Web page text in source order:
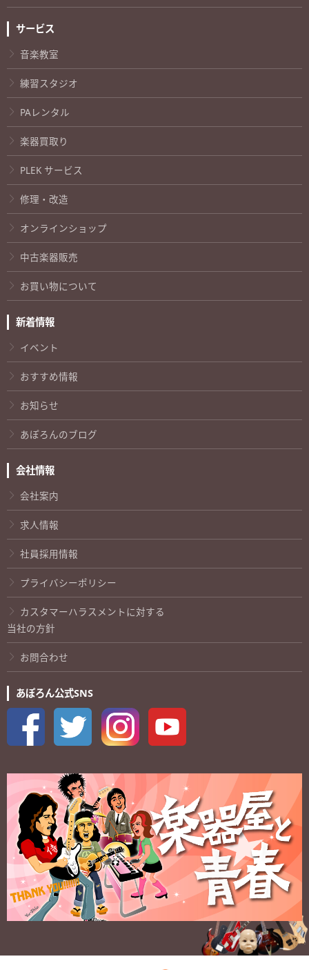
サービス
音楽教室
練習スタジオ
PAレンタル
楽器買取り
PLEK サービス
修理・改造
オンラインショップ
中古楽器販売
お買い物について
新着情報
イベント
おすすめ情報
お知らせ
あぽろんのブログ
会社情報
会社案内
求人情報
社員採用情報
プライバシーポリシー
カスタマーハラスメントに対する
当社の方針
お問合わせ
あぽろん公式SNS